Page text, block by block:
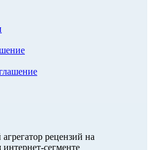
рецензий на
сегменте